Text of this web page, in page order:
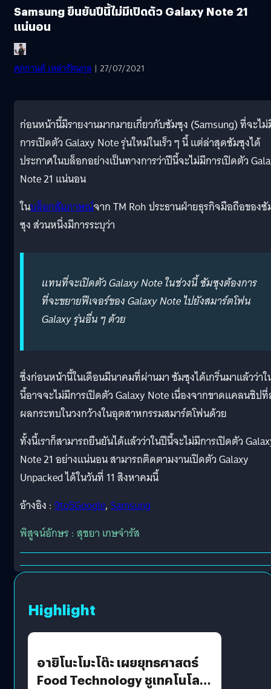
Samsung ยืนยันปีนี้ไม่มีเปิดตัว Galaxy Note 21
แน่นอน
ศุภกานต์ เหล่ารัตนกุล | 27/07/2021
ก่อนหน้านี้มีรายงานมากมายเกี่ยวกับซัมซุง (Samsung) ที่จะไ
การเปิดตัว Galaxy Note รุ่นใหม่ในเร็ว ๆ นี้ แต่ล่าสุดซัมซุงได้
ประกาศในบล็อกอย่างเป็นทางการว่าปีนี้จะไม่มีการเปิดตัว
Note 21 แน่นอน
ในบล็อกสัมภาษณ์จาก TM Roh ประธานฝ่ายธุรกิจมือถือของซั
ซุง ส่วนหนึ่งมีการระบุว่า
แทนที่จะเปิดตัว Galaxy Note ในช่วงนี้ ซัมซุงต้องการ
ที่จะขยายฟีเจอร์ของ Galaxy Note ไปยังสมาร์ตโฟน
Galaxy รุ่นอื่น ๆ ด้วย
ซึ่งก่อนหน้านี้ในเดือนมีนาคมที่ผ่านมา ซัมซุงได้เกริ่นมาแล้วว่า
นี้อาจจะไม่มีการเปิดตัว Galaxy Note เนื่องจากขาดแคลนชิป
ผลกระทบในวงกว้างในอุตสาหกรรมสมาร์ตโฟนด้วย
ทั้งนี้เราก็สามารถยืนยันได้แล้วว่าในปีนี้จะไม่มีการเปิดตัว
Note 21 อย่างแน่นอน สามารถติดตามงานเปิดตัว Galaxy
Unpacked ได้ในวันที่ 11 สิงหาคมนี้
อ้างอิง : 9to5Google, Samsung
พิสูจน์อักษร : สุชยา เกษจำรัส
Highlight
อายิโนะโมะโต๊ะ เผยยุทธศาสตร์
Food Technology ชูเทคโนโลยี